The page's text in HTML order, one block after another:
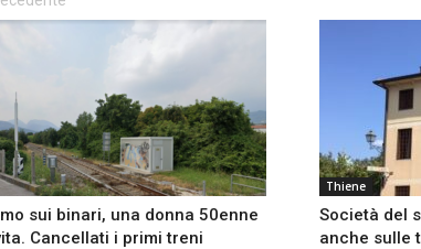
sui binari, una donna 50enne
Cancellati i primi treni
Thiene
Società del
anche sulle